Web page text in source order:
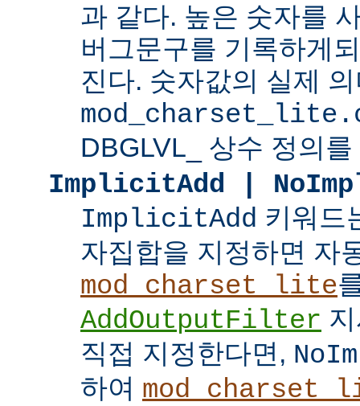
과 같다. 높은 숫자를
버그문구를 기록하게
진다. 숫자값의 실제
DBGLVL_ 상수 정의
ImplicitAdd |
ImplicitAdd 키워드
자집합을 지정하면 자
mod_charset_lite
AddOutputFilter
직접 지정한다면,
하여